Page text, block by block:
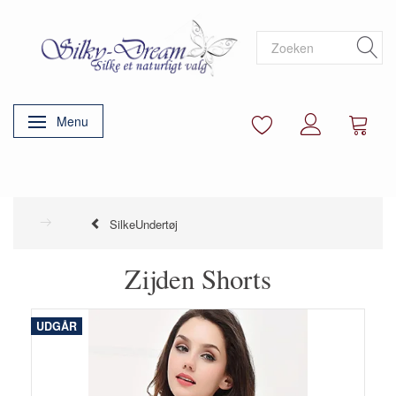
Navigatie in-/uitschakelen
Menu
SilkeUndertøj
Zijden Shorts
UDGÅR